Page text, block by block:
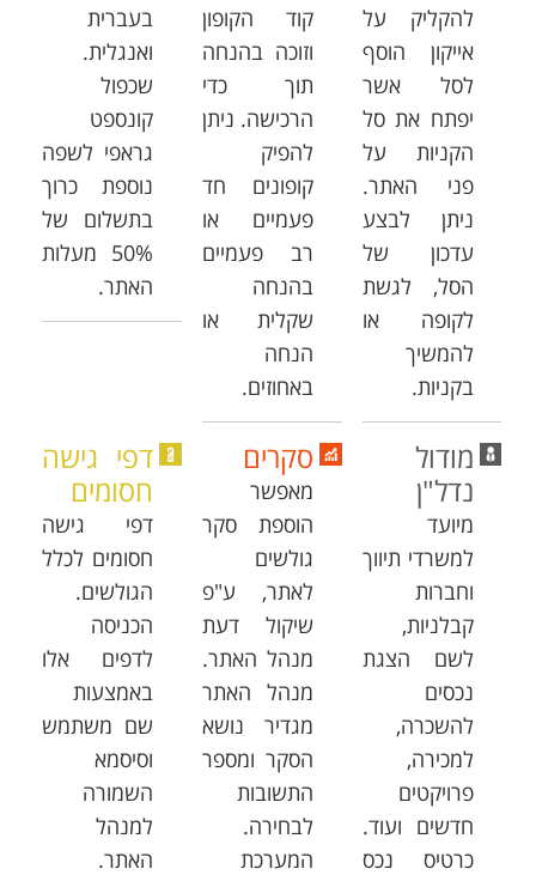
להקליק על
אייקון הוסף
לסל אשר
יפתח את סל
הקניות על
פני האתר.
ניתן לבצע
עדכון של
הסל, לגשת
לקופה או
להמשיך
בקניות.
קוד הקופון
וזוכה בהנחה
תוך כדי
הרכישה. ניתן
להפיק
קופונים חד
פעמיים או
רב פעמיים
בהנחה
שקלית או
הנחה
באחוזים.
בעברית
ואנגלית.
שכפול
קונספט
גראפי לשפה
נוספת כרוך
בתשלום של
50% מעלות
האתר.
מודול
נדל"ן
מיועד
למשרדי תיווך
וחברות
קבלניות,
לשם הצגת
נכסים
להשכרה,
למכירה,
פרויקטים
חדשים ועוד.
כרטיס נכס
סקרים
מאפשר
הוספת סקר
גולשים
לאתר, ע"פ
שיקול דעת
מנהל האתר.
מנהל האתר
מגדיר נושא
הסקר ומספר
התשובות
לבחירה.
המערכת
דפי גישה
חסומים
דפי גישה
חסומים לכלל
הגולשים.
הכניסה
לדפים אלו
באמצעות
שם משתמש
וסיסמא
השמורה
למנהל
האתר.